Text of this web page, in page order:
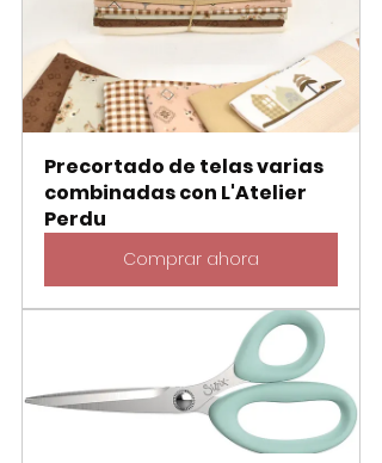
Precortado de telas varias
combinadas con L'Atelier
Perdu
Comprar ahora